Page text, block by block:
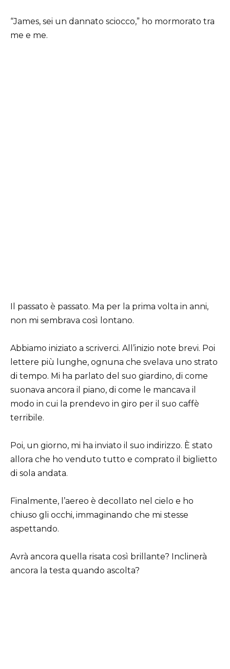
“James, sei un dannato sciocco,” ho mormorato tra
me e me.
Il passato è passato. Ma per la prima volta in anni,
non mi sembrava così lontano.
Abbiamo iniziato a scriverci. All’inizio note brevi. Poi
lettere più lunghe, ognuna che svelava uno strato
di tempo. Mi ha parlato del suo giardino, di come
suonava ancora il piano, di come le mancava il
modo in cui la prendevo in giro per il suo caffè
terribile.
Poi, un giorno, mi ha inviato il suo indirizzo. È stato
allora che ho venduto tutto e comprato il biglietto
di sola andata.
Finalmente, l’aereo è decollato nel cielo e ho
chiuso gli occhi, immaginando che mi stesse
aspettando.
Avrà ancora quella risata così brillante? Inclinerà
ancora la testa quando ascolta?